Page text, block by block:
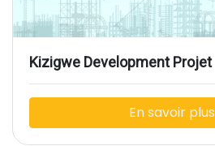
Kizigwe Development Projet
En savoir plus